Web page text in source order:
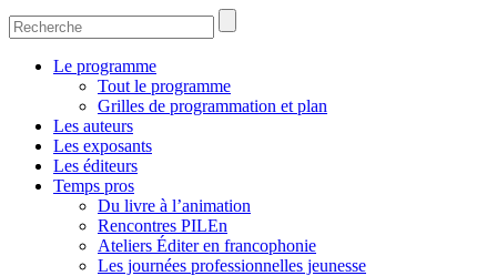
Le programme
Tout le programme
Grilles de programmation et plan
Les auteurs
Les exposants
Les éditeurs
Temps pros
Du livre à l’animation
Rencontres PILEn
Ateliers Éditer en francophonie
Les journées professionnelles jeunesse